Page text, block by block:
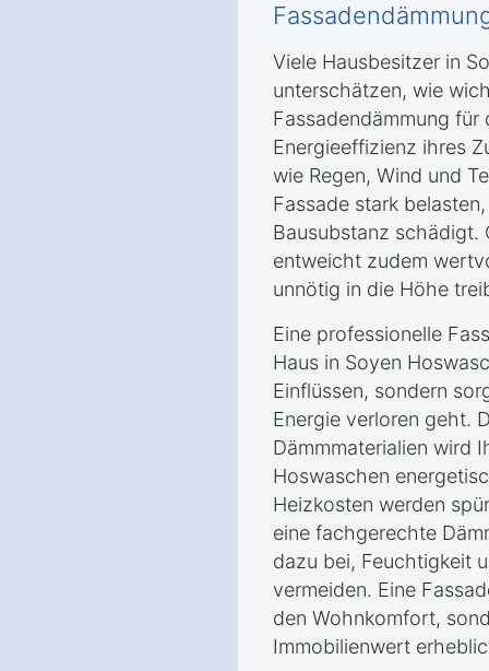
Viele Hausbesitzer in
unterschätzen, wie
Fassadendämmung
Energieeffizienz ihres
wie Regen, Wind und
Fassade stark
Bausubstanz schädigt.
entweicht zudem
unnötig in die Höhe
Eine professionelle
Haus in Soyen
Einflüssen, sondern
Energie verloren geht.
Dämmmaterialien wird
Hoswaschen
Heizkosten werden
eine fachgerechte
dazu bei, Feuchtigkeit
vermeiden. Eine
den Wohnkomfort,
Immobilienwert